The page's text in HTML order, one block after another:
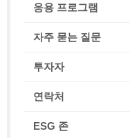
응용 프로그램
자주 묻는 질문
투자자
연락처
ESG 존